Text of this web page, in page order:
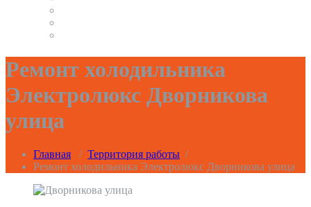
Ремонт холодильника
Электролюкс Дворникова
улица
Главная / Территория работы /
Ремонт холодильника Электролюкс Дворникова улица